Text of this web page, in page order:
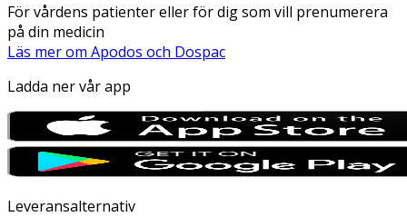
För vårdens patienter eller för dig som vill prenumerera
på din medicin
Läs mer om Apodos och Dospac
Ladda ner vår app
Leveransalternativ